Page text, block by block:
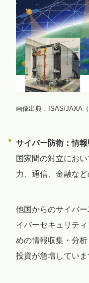
画像出典：ISAS/JAXA
サイバー防衛：情
国家間の対立にお
力、通信、金融など
他国からのサイバ
イバーセキュリテ
めの情報収集・分
投資が急増していま